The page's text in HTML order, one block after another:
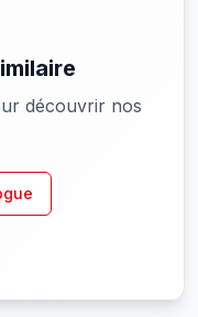
découvrir nos